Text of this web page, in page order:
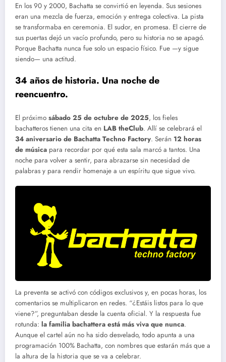
En los 90 y 2000, Bachatta se convirtió en leyenda. Sus sesiones
eran una mezcla de fuerza, emoción y entrega colectiva. La pista
se transformaba en ceremonia. El sudor, en promesa. El cierre de
sus puertas dejó un vacío profundo, pero su historia no se apagó.
Porque Bachatta nunca fue solo un espacio físico. Fue —y sigue
siendo— una actitud.
34 años de historia. Una noche de
reencuentro.
El próximo sábado 25 de octubre de 2025, los fieles
bachatteros tienen una cita en LAB theClub. Allí se celebrará el
34 aniversario de Bachatta Techno Factory. Serán 12 horas
de música para recordar por qué esta sala marcó a tantos. Una
noche para volver a sentir, para abrazarse sin necesidad de
palabras y para rendir homenaje a un espíritu que sigue vivo.
La preventa se activó con códigos exclusivos y, en pocas horas, los
comentarios se multiplicaron en redes. “¿Estáis listos para lo que
viene?”, preguntaban desde la cuenta oficial. Y la respuesta fue
rotunda: la familia bachattera está más viva que nunca.
Aunque el cartel aún no ha sido desvelado, todo apunta a una
programación 100% Bachatta, con nombres que estarán más que a
la altura de la historia que se va a celebrar.